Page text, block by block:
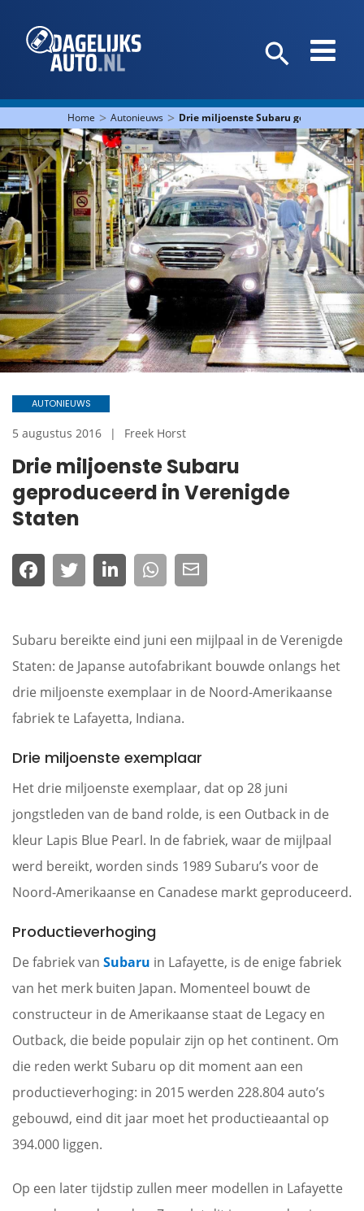
Home > Autonieuws > Drie miljoenste Subaru
Drie miljoenste Subaru
geproduceerd in Verenigde
Staten
AUTONIEUWS
5 augustus 2016 Freek Horst
Subaru bereikte eind juni een mijlpaal in de Verenigde
Staten: de Japanse autofabrikant bouwde onlangs het
drie miljoenste exemplaar in de Noord-Amerikaanse
fabriek te Lafayetta, Indiana.
Drie miljoenste exemplaar
Het drie miljoenste exemplaar, dat op 28 juni
jongstleden van de band rolde, is een Outback in de
kleur Lapis Blue Pearl. In de fabriek, waar de mijlpaal
werd bereikt, worden sinds 1989 Subaru’s voor de
Noord-Amerikaanse en Canadese markt geproduceerd.
Productieverhoging
De fabriek van Subaru in Lafayette, is de enige fabriek
van het merk buiten Japan. Momenteel bouwt de
constructeur in de Amerikaanse staat de Legacy en
Outback, die beide populair zijn op het continent. Om
die reden werkt Subaru op dit moment aan een
productieverhoging: in 2015 werden 228.804 auto’s
gebouwd, eind dit jaar moet het productieaantal op
394.000 liggen.
Op een later tijdstip zullen meer modellen in Lafayette